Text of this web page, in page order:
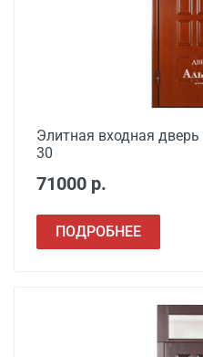
Элитная входная
30
71000 р.
ПОДРОБНЕЕ